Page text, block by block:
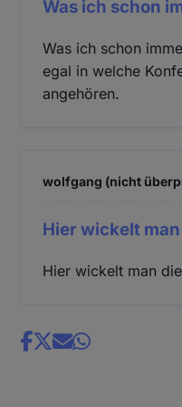
Was ich schon
Was ich schon
egal in welche
angehören.
wolfgang (nicht
Hier wickelt
Hier wickelt man
Share